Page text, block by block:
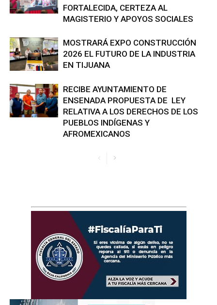
FORTALECIDA, CERTEZA AL
MAGISTERIO Y APOYOS SOCIALES
MOSTRARÁ EXPO CONSTRUCCIÓN
2026 EL FUTURO DE LA INDUSTRIA
EN TIJUANA
RECIBE AYUNTAMIENTO DE
ENSENADA PROPUESTA DE LEY
RELATIVA A LOS DERECHOS DE LOS
PUEBLOS INDÍGENAS Y
AFROMEXICANOS